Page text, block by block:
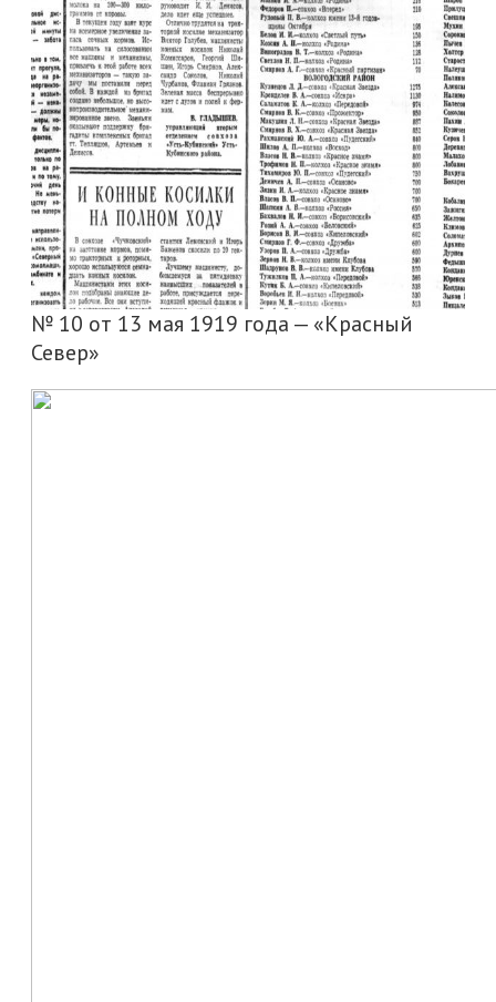
№ 10 от 13 мая 1919 года — «Красный
Север»